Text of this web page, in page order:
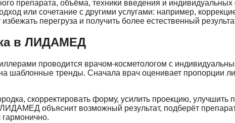
препарата, объёма, техники введения и
или сочетание с другими услугами: например,
перегруза и получить более естественный
в ЛИДАМЕД
проводится врачом-косметологом с
шаблонные тренды. Сначала врач оценивает пропорции
скорректировать форму, усилить проекцию,
объяснит возможный результат, подберёт
гармонично.